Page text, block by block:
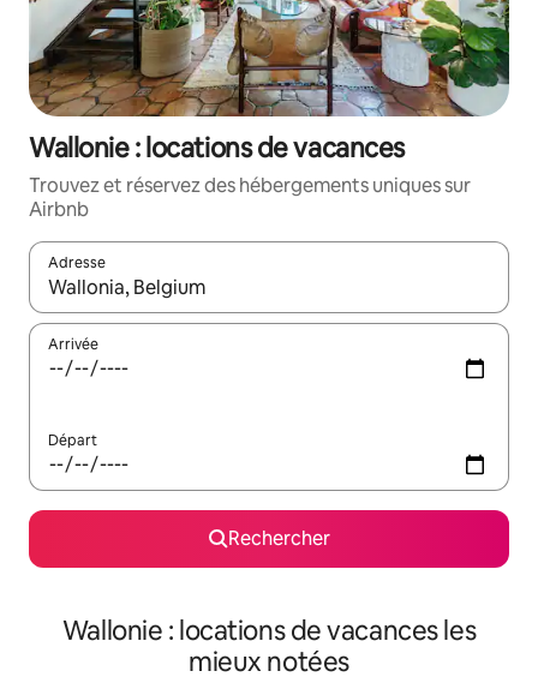
Wallonie : locations de vacances
Trouvez et réservez des hébergements uniques sur
Airbnb
Adresse
Lorsque les résultats s'affichent, utilisez les flèches vers le
Arrivée
Départ
Rechercher
Wallonie : locations de vacances les
mieux notées